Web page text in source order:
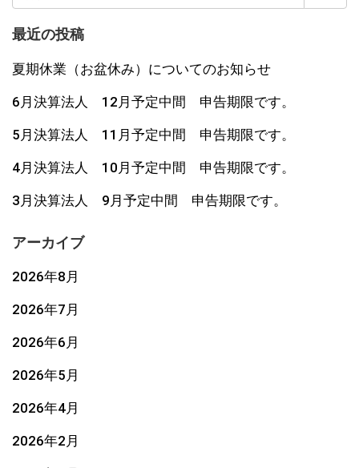
最近の投稿
夏期休業（お盆休み）についてのお知らせ
6月決算法人 12月予定中間 申告期限です。
5月決算法人 11月予定中間 申告期限です。
4月決算法人 10月予定中間 申告期限です。
3月決算法人 9月予定中間 申告期限です。
アーカイブ
2026年8月
2026年7月
2026年6月
2026年5月
2026年4月
2026年2月